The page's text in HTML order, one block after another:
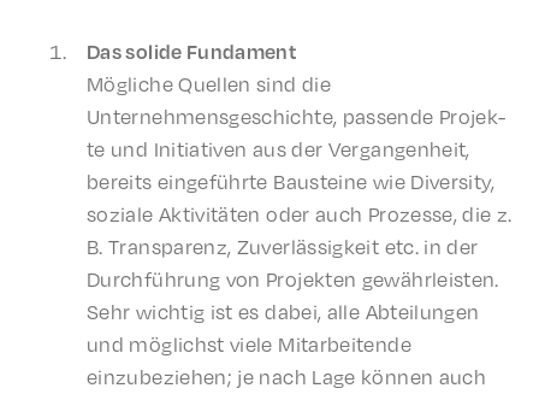
Das solide Fundament
Mögliche Quellen sind die
Unternehmensgeschichte, passende Projek­
te und Initia­tiv­en aus der Vergan­gen­heit,
bere­its einge­führte Bausteine wie Diver­si­ty,
soziale Aktiv­itäten oder auch Prozesse, die z.
B. Trans­parenz, Zuver­läs­sigkeit etc. in der
Durch­führung von Projek­ten gewährleis­ten.
Sehr wichtig ist es dabei, alle Abteilun­gen
und möglichst viele Mitar­bei­t­ende
einzubeziehen; je nach Lage können auch